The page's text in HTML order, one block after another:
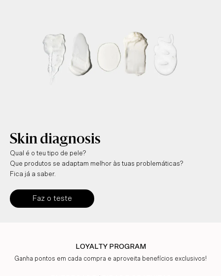
Skin diagnosis
Qual é o teu tipo de pele?
Que produtos se adaptam melhor às tuas problemáticas?
Fica já a saber.
Faz o teste
LOYALTY PROGRAM
Ganha pontos em cada compra e aproveita benefícios exclusivos!